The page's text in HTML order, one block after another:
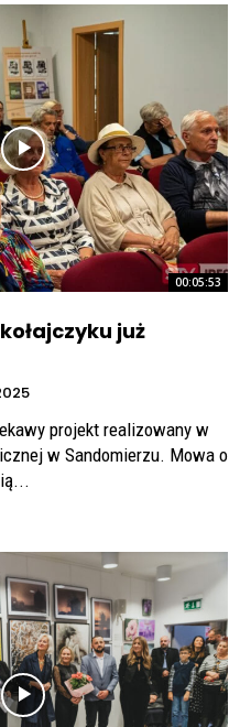
00:05:53
już
projekt realizowany w
w Sandomierzu. Mowa o